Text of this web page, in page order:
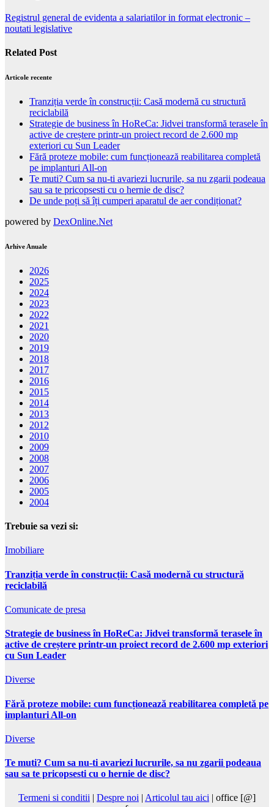
Registrul general de evidenta a salariatilor in format electronic –
noutati legislative
Related Post
Articole recente
Tranziția verde în construcții: Casă modernă cu structură
reciclabilă
Strategie de business în HoReCa: Jidvei transformă terasele în
active de creștere printr-un proiect record de 2.600 mp
exteriori cu Sun Leader
Fără proteze mobile: cum funcționează reabilitarea completă
pe implanturi All-on
Te muti? Cum sa nu-ti avariezi lucrurile, sa nu zgarii podeaua
sau sa te pricopsesti cu o hernie de disc?
De unde poți să îți cumperi aparatul de aer condiționat?
powered by DexOnline.Net
Arhive Anuale
2026
2025
2024
2023
2022
2021
2020
2019
2018
2017
2016
2015
2014
2013
2012
2010
2009
2008
2007
2006
2005
2004
Trebuie sa vezi si:
Imobiliare
Tranziția verde în construcții: Casă modernă cu structură
reciclabilă
Comunicate de presa
Strategie de business în HoReCa: Jidvei transformă terasele în
active de creștere printr-un proiect record de 2.600 mp exteriori
cu Sun Leader
Diverse
Fără proteze mobile: cum funcționează reabilitarea completă pe
implanturi All-on
Diverse
Te muti? Cum sa nu-ti avariezi lucrurile, sa nu zgarii podeaua
sau sa te pricopsesti cu o hernie de disc?
Termeni si conditii Despre noi Articolul tau aici | office [@]